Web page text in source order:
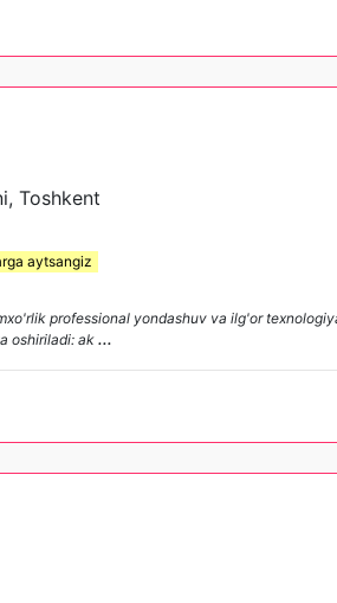
Toshkent
aytsangiz
professional yondashuv va ilg'or
oshiriladi: ak...